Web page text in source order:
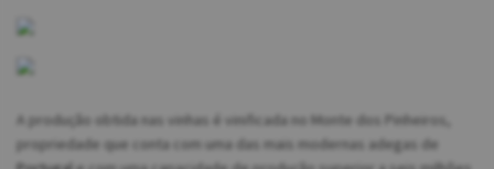
A produção obtida nas vinhas é vinificada no Monte dos Pinheiros,
propriedade que conta com uma das mais modernas adegas de